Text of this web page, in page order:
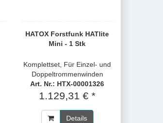
HATOX Forstfunk HATlite
Mini - 1 Stk
Komplettset, Für Einzel- und
Doppeltrommenwinden
Art. Nr.: HTX-00001326
1.129,31 € *
Details